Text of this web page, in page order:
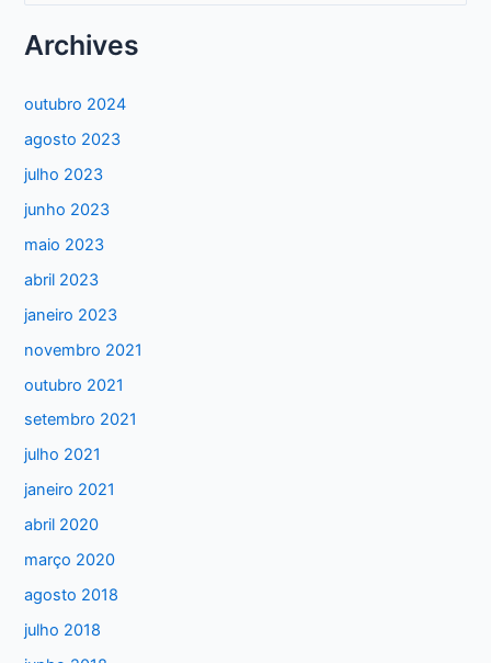
q
a
r
p
o
r
:
Archives
outubro 2024
agosto 2023
julho 2023
junho 2023
maio 2023
abril 2023
janeiro 2023
novembro 2021
outubro 2021
setembro 2021
julho 2021
janeiro 2021
abril 2020
março 2020
agosto 2018
julho 2018